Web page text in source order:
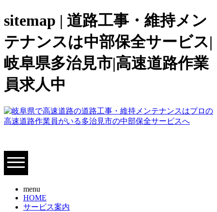
sitemap | 道路工事・維持メン
テナンスは中部保全サービス|
岐阜県多治見市|高速道路作業
員求人中
menu
HOME
サービス案内